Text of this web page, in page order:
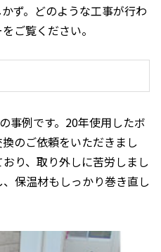
ず。どのような工事が行わ
ご覧ください。
事例です。20年使用したボ
のご依頼をいただきまし
り、取り外しに苦労しまし
保温材もしっかり巻き直し